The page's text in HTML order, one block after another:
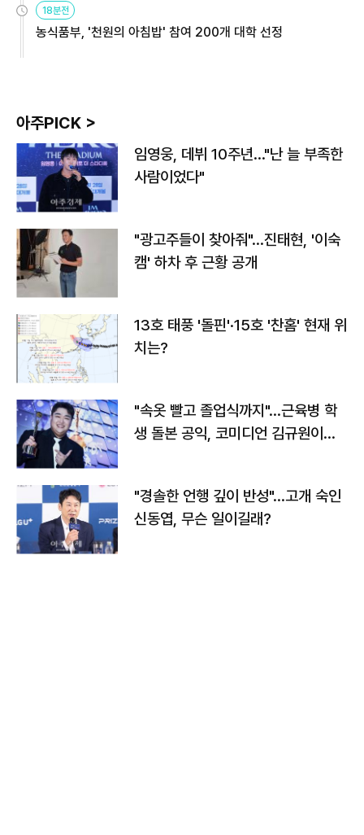
18분전
농식품부, '천원의 아침밥' 참여 200개 대학 선정
아주PICK >
임영웅, 데뷔 10주년…"난 늘 부족한
사람이었다"
"광고주들이 찾아줘"…진태현, '이숙
캠' 하차 후 근황 공개
13호 태풍 '돌핀'·15호 '찬홈' 현재 위
치는?
"속옷 빨고 졸업식까지"…근육병 학
생 돌본 공익, 코미디언 김규원이었
"경솔한 언행 깊이 반성"…고개 숙인
신동엽, 무슨 일이길래?